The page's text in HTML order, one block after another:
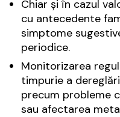
Chiar și în cazul
cu antecedente
simptome
periodice.
Monitorizarea
timpurie a
precum probleme
sau afectarea